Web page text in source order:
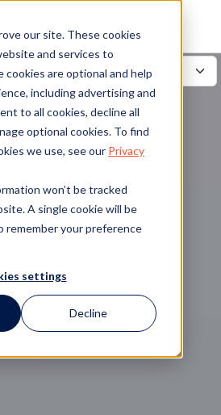
our site. These cookies
and services to
cookies are optional and help
including advertising and
to all cookies, decline all
optional cookies. To find
we use, see our Privacy
won’t be tracked
A single cookie will be
remember your preference
settings
Decline